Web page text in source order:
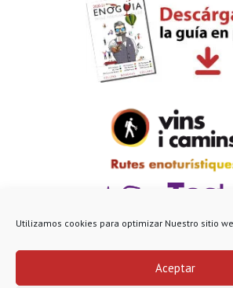
Utilizamos cookies para optimizar Nuestro sitio
Aceptar
© Enoguia 2022